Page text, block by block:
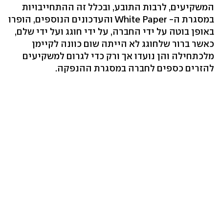
המשקיעים, לרבות התובע, ובכלל זה ההתחייבויות
במסגרת ה- White Paper והעדכונים הנוספים, הופרו
באופן בוטה על ידי החברה, על ידי חוגג ועל ידי שלם,
כאשר ברור שלחוגג לא הייתה שום כוונה לקיימן
מלכתחילה והן נועדו אך ורק כדי לגרום למשקיעים
להזרים כספים לחברה במסגרת ההנפקה.